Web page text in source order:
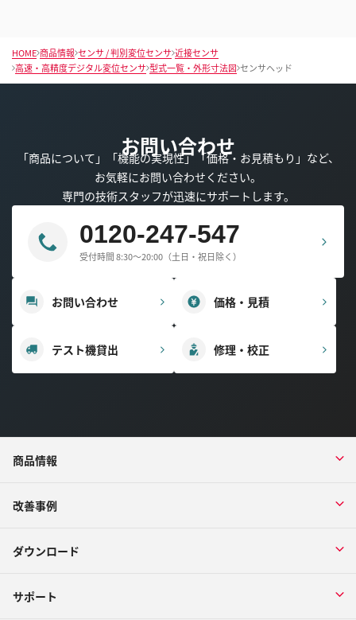
HOME 商品情報 センサ / 判別変位センサ 近接センサ
高速・高精度デジタル変位センサ 型式一覧・外形寸法図 センサヘッド
お問い合わせ
「商品について」「機能の実現性」「価格・お見積もり」など、
お気軽にお問い合わせください。
専門の技術スタッフが迅速にサポートします。
0120-247-547
受付時間 8:30～20:00（土日・祝日除く）
お問い合わせ 価格・見積
テスト機貸出 修理・校正
商品情報
改善事例
ダウンロード
サポート